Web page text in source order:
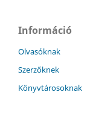
Információ
Olvasóknak
Szerzőknek
Könyvtárosoknak